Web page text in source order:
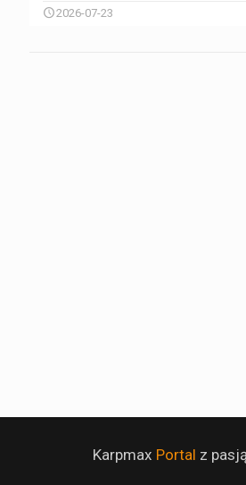
2026-07-23
Karpmax Portal z